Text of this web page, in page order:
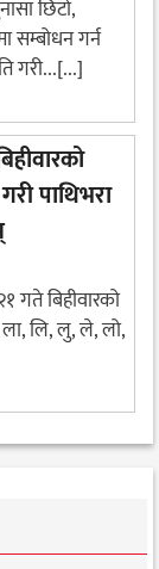
छिटो,
सम्बोधन गर्न
गरी...[...]
पाथिभरा
गते बिहीवारको
लि, लु, ले, लो,